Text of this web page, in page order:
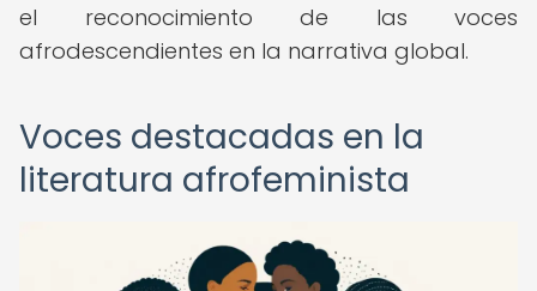
el reconocimiento de las voces
afrodescendientes en la narrativa global.
Voces destacadas en la
literatura afrofeminista